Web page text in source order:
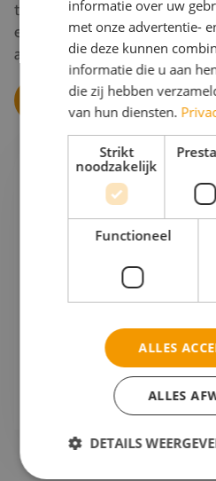
thematische schoolreis! Bel
een offerte aan – wij gaan
aan de slag en zullen alles tot
Vraag jouw thematische
Ik help je graag verder!
Esther
Projectleider
Gaan we samen aan de
Bel mij op 076 522 30 57
Of stuur mijeen e-mail
informatie over uw
met onze advertentie-
die deze kunnen
informatie die u aan
die zij hebben
van hun diensten.
Strikt
noodzakelijk
Functioneel
ALLES
ALLES
DETAILS